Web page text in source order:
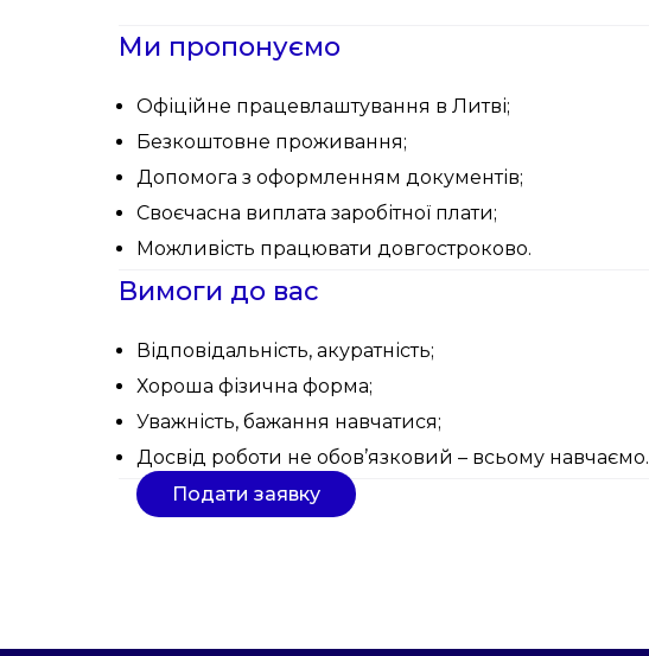
Ми пропонуємо
Офіційне працевлаштування в Литві;
Безкоштовне проживання;
Допомога з оформленням документів;
Своєчасна виплата заробітної плати;
Можливість працювати довгостроково.
Вимоги до вас
Відповідальність, акуратність;
Хороша фізична форма;
Уважність, бажання навчатися;
Досвід роботи не обов’язковий – всьому навчаємо.
Подати заявку